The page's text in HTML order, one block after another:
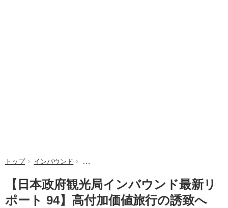
トップ インバウンド 【日本政府観光局インバウンド最新リポート
【日本政府観光局インバウンド最新リ
ポート 94】高付加価値旅行の誘致へ